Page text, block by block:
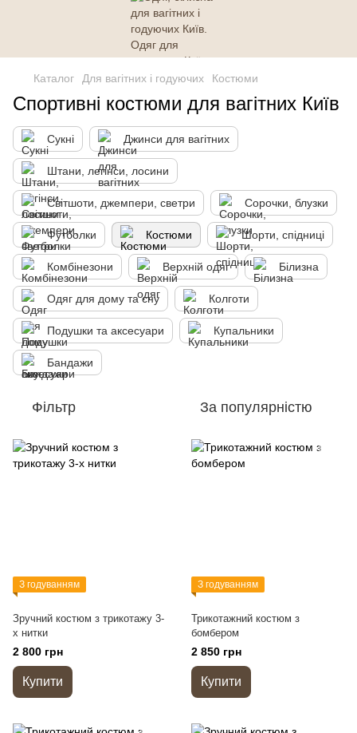
Каталог Для вагітних і годуючих Костюми
Спортивні костюми для вагітних Київ
Сукні Джинси для вагітних
Штани, легінси, лосини
Світшоти, джемпери, светри Сорочки, блузки
Футболки Костюми Шорти, спідниці
Комбінезони Верхній одяг Білизна
Одяг для дому та сну Колготи
Подушки та аксесуари Купальники
Бандажи
Фільтр За популярністю
З годуванням
Зручний костюм з трикотажу 3-
х нитки
2 800 грн
Купити
З годуванням
Трикотажний костюм з
бомбером
2 850 грн
Купити